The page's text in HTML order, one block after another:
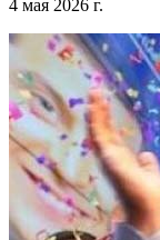
4 мая 2026 г.